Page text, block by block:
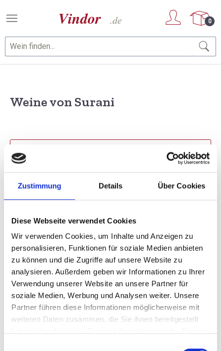
Zustimmung Details Über Cookies
Diese Webseite verwendet Cookies
Wir verwenden Cookies, um Inhalte und Anzeigen zu
personalisieren, Funktionen für soziale Medien anbieten
zu können und die Zugriffe auf unsere Website zu
analysieren. Außerdem geben wir Informationen zu Ihrer
Verwendung unserer Website an unsere Partner für
soziale Medien, Werbung und Analysen weiter. Unsere
Partner führen diese Informationen möglicherweise mit
weiteren Daten zusammen, die Sie ihnen bereitgestellt
Zum Hauptinhalt springen
0
Weine von Surani
1 Artikel gefunden
Sortierung
2023
Surani, Primitivo di
Manduria Costarossa,
DOC Puglia